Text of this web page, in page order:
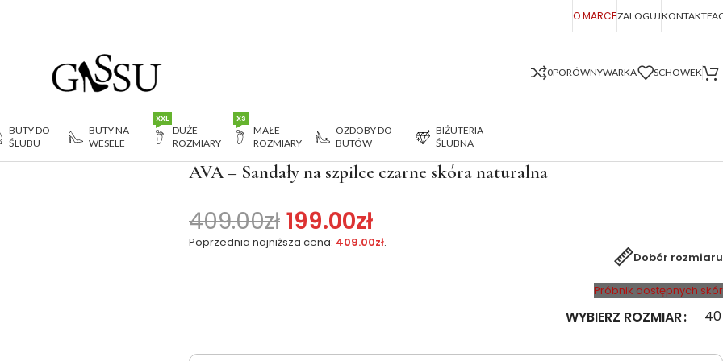
O MARCEZALOGUJKONTAKT
0PORÓWNYWARKA SCHOWEK
BUTY DO
ŚLUBU
BUTY NA
WESELE
DUŻE
ROZMIARY
XXL
MAŁE
ROZMIARY
XS
OZDOBY DO
BUTÓW
BIŻUTERIA
ŚLUBNA
>AVA – Sandały na szpilce czarne skóra naturalna
AVA – Sandały na szpilce czarne skóra naturalna
409.00zł 199.00zł
Poprzednia najniższa cena: 409.00zł.
Dobór rozmiaru
Próbnik dostępnych skór
WYBIERZ ROZMIAR 40